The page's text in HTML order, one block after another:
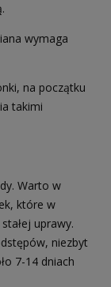
wymaga
na początku
takimi
Warto w
które w
uprawy.
niezbyt
7-14 dniach